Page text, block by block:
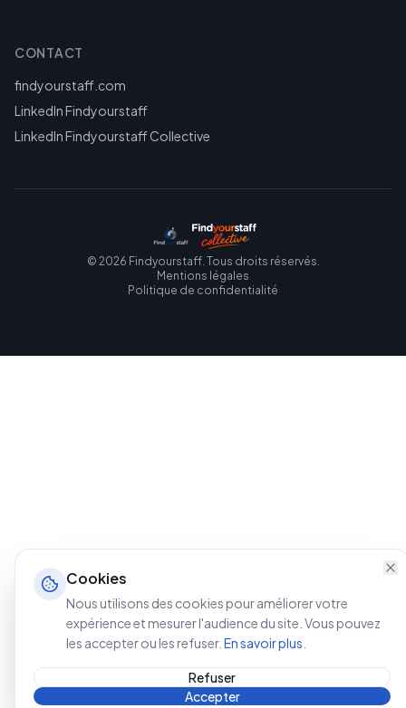
CONTACT
findyourstaff.com
LinkedIn Findyourstaff
LinkedIn Findyourstaff Collective
© 2026 Findyourstaff. Tous droits réservés.
Mentions légales
Politique de confidentialité
Cookies
Nous utilisons des cookies pour améliorer votre
expérience et mesurer l'audience du site. Vous pouvez
les accepter ou les refuser. En savoir plus
Refuser
Accepter